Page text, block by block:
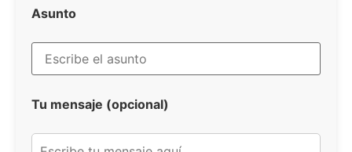
Asunto
Tu mensaje (opcional)